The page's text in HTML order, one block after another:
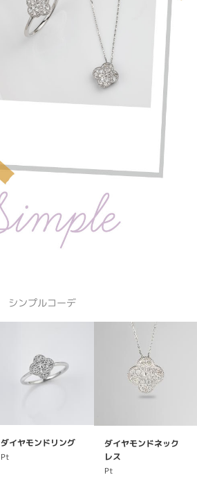
シンプルコーデ
ダイヤモンドリング
Pt
ダイヤモンドネック
レス
Pt